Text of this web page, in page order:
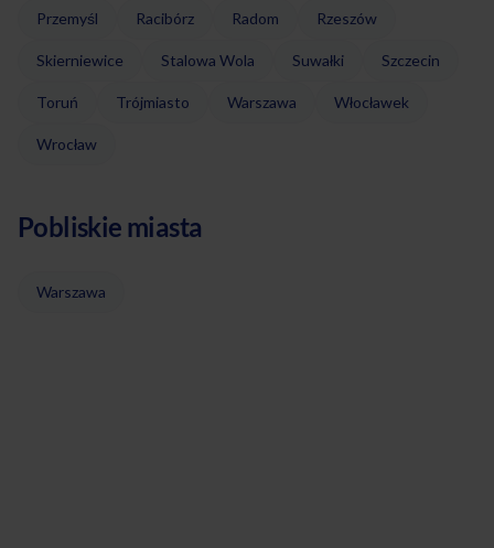
Przemyśl Racibórz Radom Rzeszów
Skierniewice Stalowa Wola Suwałki Szczecin
Toruń Trójmiasto Warszawa Włocławek
Wrocław
Pobliskie miasta
Warszawa